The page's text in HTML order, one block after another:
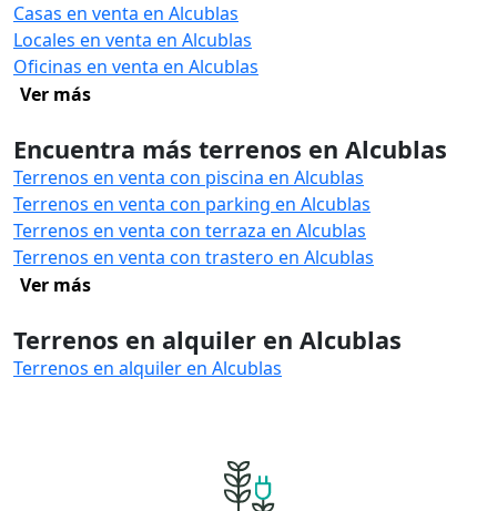
Casas en venta en Alcublas
Locales en venta en Alcublas
Oficinas en venta en Alcublas
Ver más
Encuentra más terrenos en Alcublas
Terrenos en venta con piscina en Alcublas
Terrenos en venta con parking en Alcublas
Terrenos en venta con terraza en Alcublas
Terrenos en venta con trastero en Alcublas
Ver más
Terrenos en alquiler en Alcublas
Terrenos en alquiler en Alcublas